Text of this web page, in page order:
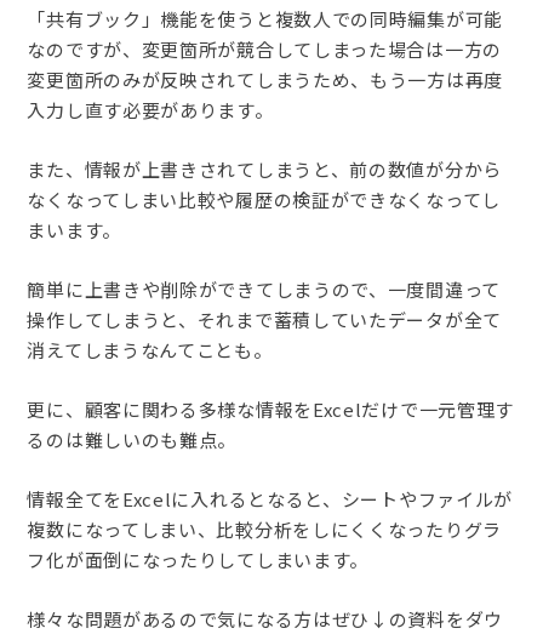
「共有ブック」機能を使うと複数人での同時編集が可能
なのですが、変更箇所が競合してしまった場合は一方の
変更箇所のみが反映されてしまうため、もう一方は再度
入力し直す必要があります。
また、情報が上書きされてしまうと、前の数値が分から
なくなってしまい比較や履歴の検証ができなくなってし
まいます。
簡単に上書きや削除ができてしまうので、一度間違って
操作してしまうと、それまで蓄積していたデータが全て
消えてしまうなんてことも。
更に、顧客に関わる多様な情報をExcelだけで一元管理す
るのは難しいのも難点。
情報全てをExcelに入れるとなると、シートやファイルが
複数になってしまい、比較分析をしにくくなったりグラ
フ化が面倒になったりしてしまいます。
様々な問題があるので気になる方はぜひ↓の資料をダウ